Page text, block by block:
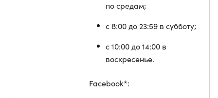
по средам;
с 8:00 до 23:59 в субботу;
с 10:00 до 14:00 в
воскресенье.
Facebook*: